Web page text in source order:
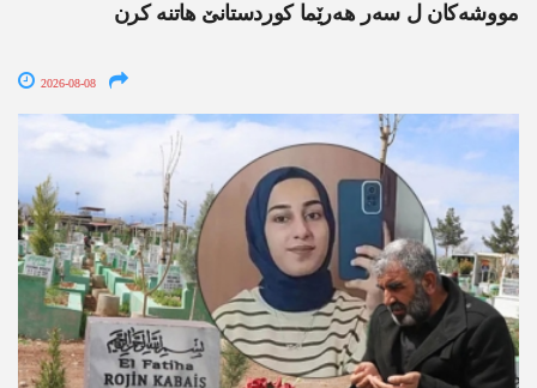
مووشەکان ل سەر ھەرێما کوردستانێ ھاتنە کرن
2026-08-08